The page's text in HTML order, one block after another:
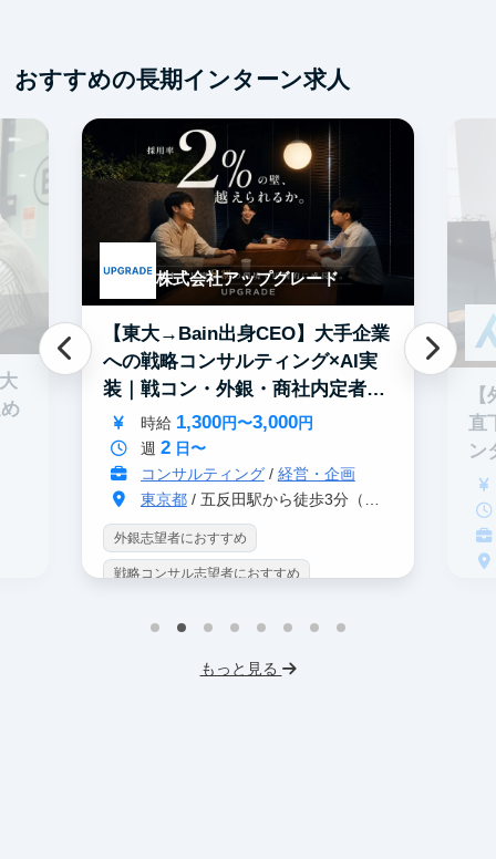
おすすめの長期インターン求人
株式会社アップグレード
【東大→Bain出身CEO】大手企業
への戦略コンサルティング×AI実
装｜戦コン・外銀・商社内定者多
数
時給 1,300円〜3,000円
週 2日〜
コンサルティング/ 経営・企画
東京都/ 五反田駅から徒歩3分（大崎駅から徒歩8分）
外銀志望者におすすめ
戦略コンサル志望者におすすめ
データサイエンス
直
ン
もっと見る